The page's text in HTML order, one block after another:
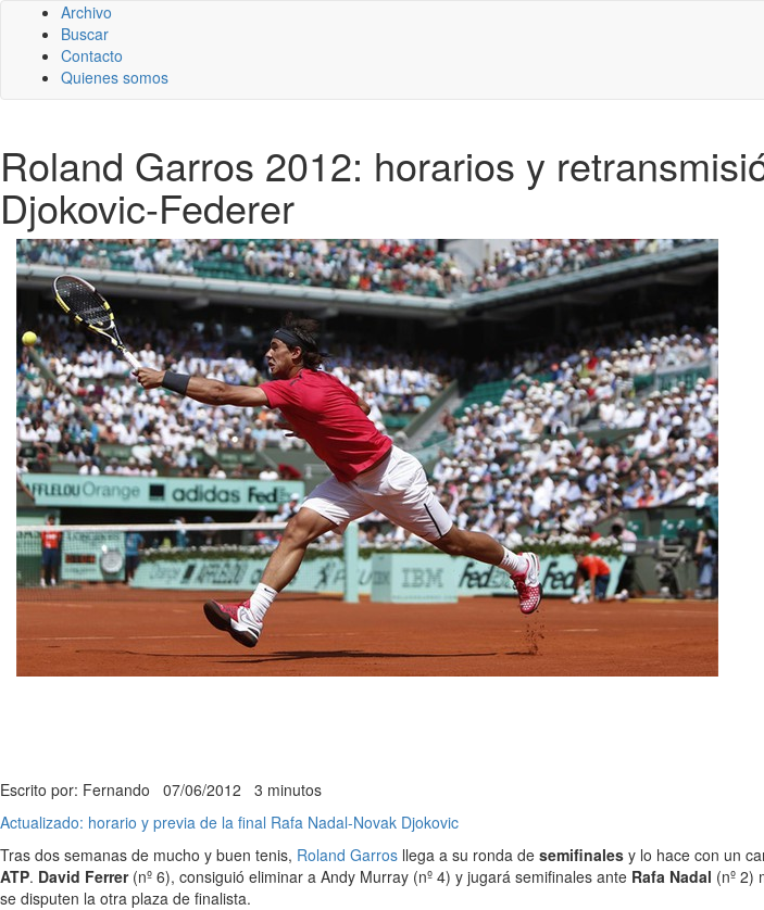
Archivo
Buscar
Contacto
Quienes somos
Roland Garros 2012: horarios y
Djokovic-Federer
Escrito por: Fernando 07/06/2012 3 minutos
Actualizado: horario y previa de la final Rafa Nadal-Novak Djokovic
Tras dos semanas de mucho y buen tenis, Roland Garros llega a su ronda de semifinales y lo hace con un
ATP. David Ferrer(nº 6), consiguió eliminar a Andy Murray (nº 4) y jugará semifinales ante Rafa Nadal (nº 2)
se disputen la otra plaza de finalista.